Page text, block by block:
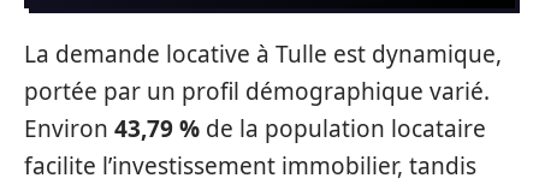
La demande locative à Tulle est dynamique,
portée par un profil démographique varié.
Environ 43,79 % de la population locataire
facilite l’investissement immobilier, tandis